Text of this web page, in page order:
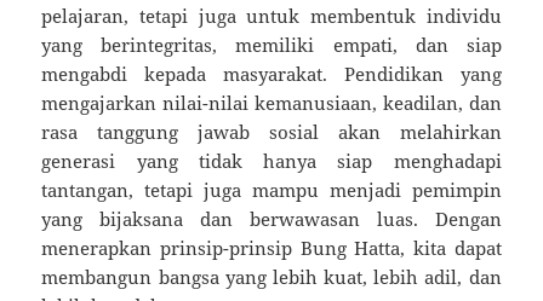
pelajaran, tetapi juga untuk membentuk individu
yang berintegritas, memiliki empati, dan siap
mengabdi kepada masyarakat. Pendidikan yang
mengajarkan nilai-nilai kemanusiaan, keadilan, dan
rasa tanggung jawab sosial akan melahirkan
generasi yang tidak hanya siap menghadapi
tantangan, tetapi juga mampu menjadi pemimpin
yang bijaksana dan berwawasan luas. Dengan
menerapkan prinsip-prinsip Bung Hatta, kita dapat
membangun bangsa yang lebih kuat, lebih adil, dan